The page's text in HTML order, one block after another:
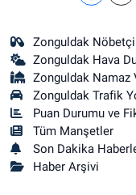
Zonguldak
Zonguldak Hava
Zonguldak Namaz
Zonguldak Trafik
Puan Durumu ve
Tüm Manşetler
Son Dakika
Haber Arşivi